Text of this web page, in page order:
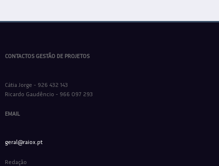
CONTACTOS GESTÃO DE PROJETOS
Cátia Jorge - 926 432 143
Ricardo Gaudêncio - 966 097 293
EMAIL
geral@raiox.pt
Redação